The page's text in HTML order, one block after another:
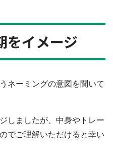
をイメージ
ネーミングの意図を聞いて
しましたが、中身やトレー
でご理解いただけると幸い